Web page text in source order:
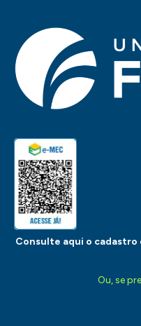
Consulte aqui o cadastro
Ou, se